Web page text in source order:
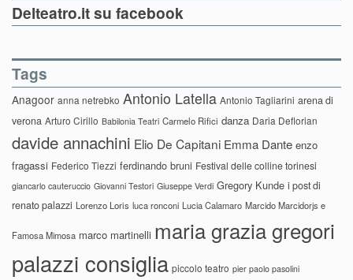
Delteatro.it su facebook
Tags
Anagoor anna netrebko Antonio Latella Antonio Tagliarini arena di
verona Arturo Cirillo Babilonia Teatri Carmelo Rifici danza Daria Deflorian
davide annachini Elio De Capitani Emma Dante enzo
fragassi Federico Tiezzi ferdinando bruni Festival delle colline torinesi
giancarlo cauteruccio Giovanni Testori Giuseppe Verdi Gregory Kunde i post di
renato palazzi Lorenzo Loris luca ronconi Lucia Calamaro Marcido Marcidorjs e
Famosa Mimosa marco martinelli maria grazia gregori
palazzi consiglia piccolo teatro pier paolo pasolini